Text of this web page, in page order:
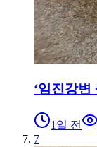
‘임진강변
1일 전
7